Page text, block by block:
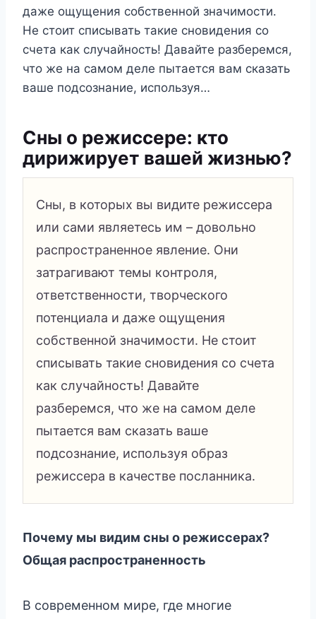
даже ощущения собственной значимости.
Не стоит списывать такие сновидения со
счета как случайность! Давайте разберемся,
что же на самом деле пытается вам сказать
ваше подсознание, используя…
Сны о режиссере: кто
дирижирует вашей жизнью?
Сны, в которых вы видите режиссера
или сами являетесь им – довольно
распространенное явление. Они
затрагивают темы контроля,
ответственности, творческого
потенциала и даже ощущения
собственной значимости. Не стоит
списывать такие сновидения со счета
как случайность! Давайте
разберемся, что же на самом деле
пытается вам сказать ваше
подсознание, используя образ
режиссера в качестве посланника.
Почему мы видим сны о режиссерах?
Общая распространенность
В современном мире, где многие